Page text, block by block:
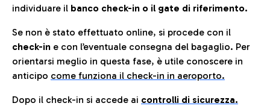
individuare il banco check-in o il gate di riferimento.
Se non è stato effettuato online, si procede con il
check-in e con l’eventuale consegna del bagaglio. Per
orientarsi meglio in questa fase, è utile conoscere in
anticipo come funziona il check-in in aeroporto.
Dopo il check-in si accede ai controlli di sicurezza.